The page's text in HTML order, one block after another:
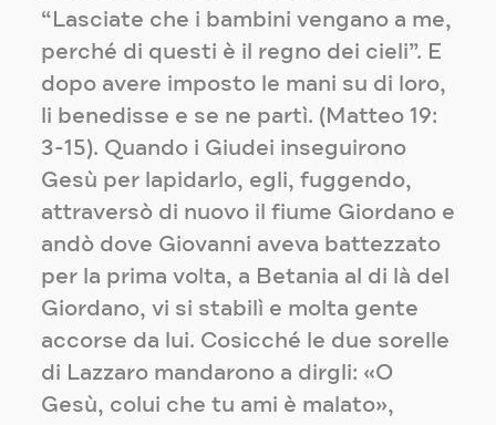
“Lasciate che i bambini vengano a me,
perché di questi è il regno dei cieli”. E
dopo avere imposto le mani su di loro,
li benedisse e se ne partì. (Matteo 19:
3-15). Quando i Giudei inseguirono
Gesù per lapidarlo, egli, fuggendo,
attraversò di nuovo il fiume Giordano e
andò dove Giovanni aveva battezzato
per la prima volta, a Betania al di là del
Giordano, vi si stabilì e molta gente
accorse da lui. Cosicché le due sorelle
di Lazzaro mandarono a dirgli: «O
Gesù, colui che tu ami è malato»,